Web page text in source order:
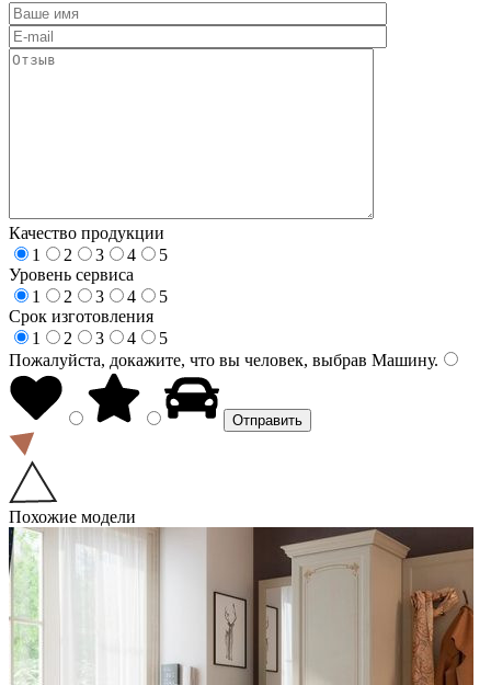
Качество продукции
1
2 3 4
5
Уровень сервиса
1
2 3 4
5
Срок изготовления
1
2 3 4
5
Пожалуйста, докажите, что вы человек, выбрав Машину.
Похожие модели